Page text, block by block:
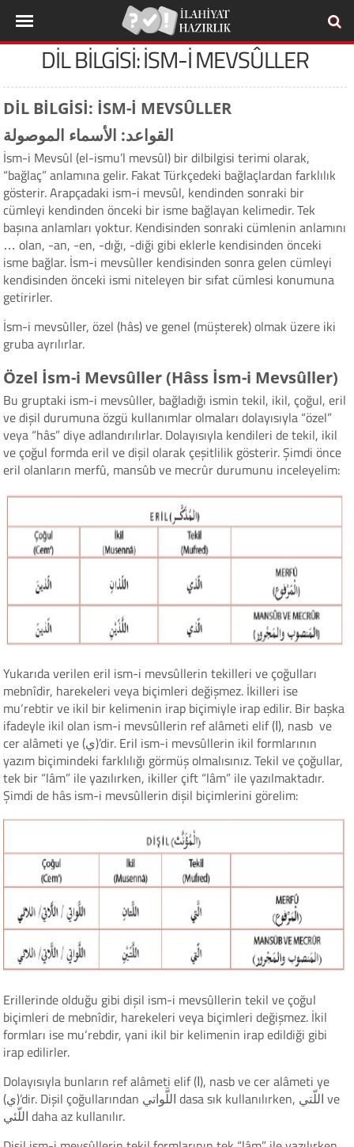
DİL BİLGİSİ: İSM-İ MEVSÛLLER
DİL BİLGİSİ: İSM-İ MEVSÛLLER
القواعد: الأسماء الموصولة
İsm-i Mevsûl (el-ismu’l mevsûl) bir dilbilgisi terimi olarak,
“bağlaç” anlamına gelir. Fakat Türkçedeki bağlaçlardan farklılık
gösterir. Arapçadaki ism-i mevsûl, kendinden sonraki bir
cümleyi kendinden önceki bir isme bağlayan kelimedir. Tek
başına anlamları yoktur. Kendisinden sonraki cümlenin anlamını
… olan, -an, -en, -dığı, -diği gibi eklerle kendisinden önceki
isme bağlar. İsm-i mevsûller kendisinden sonra gelen cümleyi
kendisinden önceki ismi niteleyen bir sıfat cümlesi konumuna
getirirler.
İsm-i mevsûller, özel (hâs) ve genel (müşterek) olmak üzere iki
gruba ayrılırlar.
Özel İsm-i Mevsûller (Hâss İsm-i Mevsûller)
Bu gruptaki ism-i mevsûller, bağladığı ismin tekil, ikil, çoğul, eril
ve dişil durumuna özgü kullanımlar olmaları dolayısıyla “özel”
veya “hâs” diye adlandırılırlar. Dolayısıyla kendileri de tekil, ikil
ve çoğul formda eril ve dişil olarak çeşitlilik gösterir. Şimdi önce
eril olanların merfû, mansûb ve mecrûr durumunu inceleyelim:
Yukarıda verilen eril ism-i mevsûllerin tekilleri ve çoğulları
mebnîdir, harekeleri veya biçimleri değişmez. İkilleri ise
mu‘rebtir ve ikil bir kelimenin irap biçimiyle irap edilir. Bir başka
ifadeyle ikil olan ism-i mevsûllerin ref alâmeti elif (ا), nasb ve
cer alâmeti ye (ي)’dir. Eril ism-i mevsûllerin ikil formlarının
yazım biçimindeki farklılığı görmüş olmalısınız. Tekil ve çoğullar,
tek bir “lâm” ile yazılırken, ikiller çift “lâm” ile yazılmaktadır.
Şimdi de hâs ism-i mevsûllerin dişil biçimlerini görelim:
Erillerinde olduğu gibi dişil ism-i mevsûllerin tekil ve çoğul
biçimleri de mebnîdir, harekeleri veya biçimleri değişmez. İkil
formları ise mu‘rebdir, yani ikil bir kelimenin irap edildiği gibi
irap edilirler.
Dolayısıyla bunların ref alâmeti elif (ا), nasb ve cer alâmeti ye
(ي)’dir. Dişil çoğullarından اللَّواتي dasa sık kullanılırken, اللّتي ve
اللّئي daha az kullanılır.